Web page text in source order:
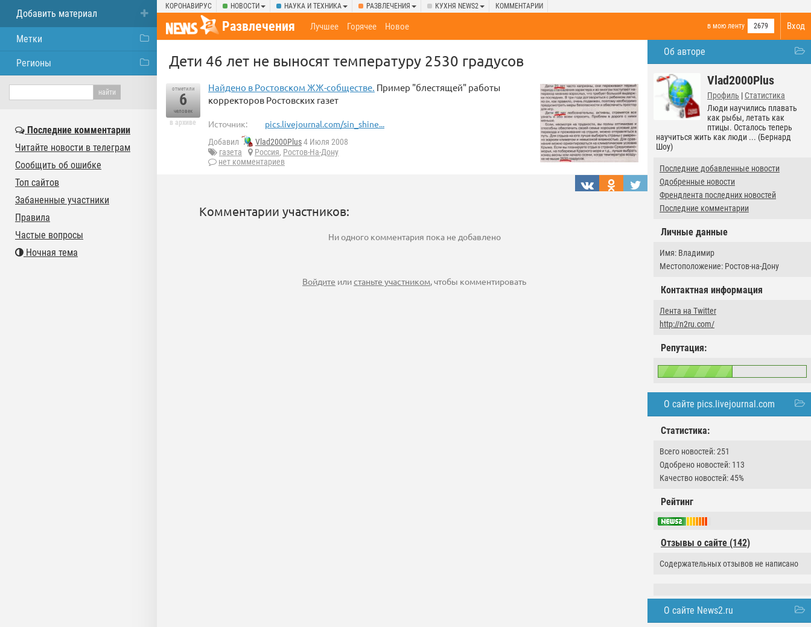
КОРОНАВИРУС НОВОСТИ НАУКА И ТЕХНИКА РАЗВЛЕЧЕНИЯ КУХНЯ NEWS2 КОММЕНТАРИИ
Вход
Развлечения в мою ленту 2679
Лучшее Горячее Новое
Об авторе
Vlad2000Plus
Профиль | Статистика
Люди научились плавать
как рыбы, летать как
птицы. Осталось теперь
научиться жить как люди ... (Бернард
Шоу)
Последние добавленные новости
Одобренные новости
Френдлента последних новостей
Последние комментарии
Личные данные
Имя: Владимир
Местоположение: Ростов-на-Дону
Контактная информация
Лента на Twitter
http://n2ru.com/
Репутация:
О сайте pics.livejournal.com
Статистика:
Всего новостей: 251
Одобрено новостей: 113
Качество новостей: 45%
Рейтинг
Отзывы о сайте (142)
Содержательных отзывов не написано
О сайте News2.ru
Дети 46 лет не выносят температуру 2530 градусов
отметили
6
человек
в архиве
Найдено в Ростовском ЖЖ-собществе. Пример "блестящей" работы
корректоров Ростовских газет
Источник: pics.livejournal.com/sin_shine...
Добавил Vlad2000Plus4 Июля 2008
газета
Россия, Ростов-На-Дону
нет комментариев
Комментарии участников:
Ни одного комментария пока не добавлено
Войдите илистаньте участником, чтобы комментировать
Добавить материал
Метки
Регионы
Последние комментарии
Читайте новости в телеграм
Сообщить об ошибке
Топ сайтов
Забаненные участники
Правила
Частые вопросы
Ночная тема